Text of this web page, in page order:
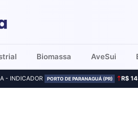
Biomassa AveSui
- INDICADOR PORTO DE PARANAGUÁ (PR) R$